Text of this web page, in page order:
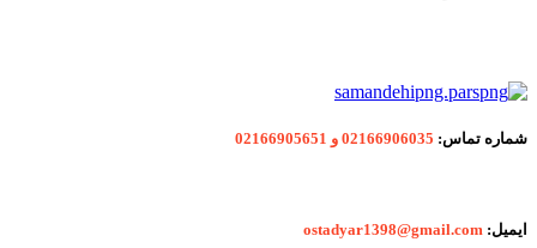
شماره تماس: 02166906035 و 02166905651
ایمیل: ostadyar1398@gmail.com